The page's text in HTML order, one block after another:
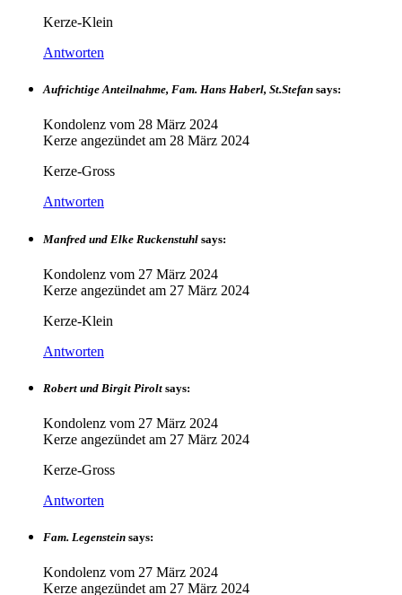
Kerze-Klein
Antworten
Aufrichtige Anteilnahme, Fam. Hans Haberl, St.Stefan says:
Kondolenz vom 28 März 2024
Kerze angezündet am 28 März 2024
Kerze-Gross
Antworten
Manfred und Elke Ruckenstuhl says:
Kondolenz vom 27 März 2024
Kerze angezündet am 27 März 2024
Kerze-Klein
Antworten
Robert und Birgit Pirolt says:
Kondolenz vom 27 März 2024
Kerze angezündet am 27 März 2024
Kerze-Gross
Antworten
Fam. Legenstein says:
Kondolenz vom 27 März 2024
Kerze angezündet am 27 März 2024